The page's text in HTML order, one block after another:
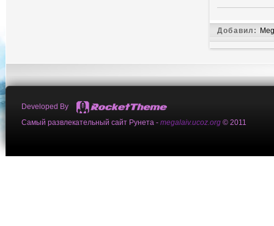
Добавил:
Developed By
Самый развлекательный сайт Рунета - megalaiv.ucoz.org © 2011